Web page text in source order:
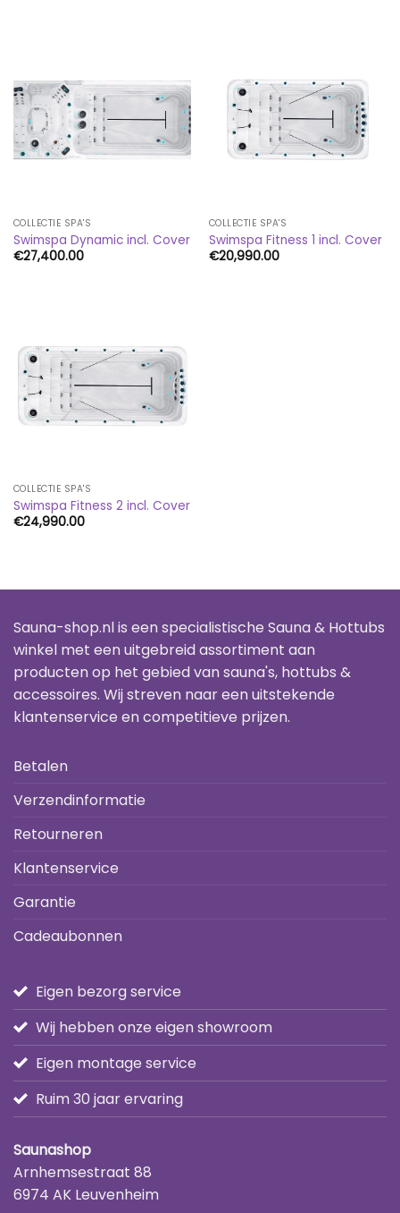
COLLECTIE SPA'S
Swimspa Dynamic incl. Cover
€27,400.00
COLLECTIE SPA'S
Swimspa Fitness 1 incl. Cover
€20,990.00
COLLECTIE SPA'S
Swimspa Fitness 2 incl. Cover
€24,990.00
Sauna-shop.nl is een specialistische Sauna & Hottubs
winkel met een uitgebreid assortiment aan
producten op het gebied van sauna's, hottubs &
accessoires. Wij streven naar een uitstekende
klantenservice en competitieve prijzen.
Betalen
Verzendinformatie
Retourneren
Klantenservice
Garantie
Cadeaubonnen
Eigen bezorg service
Wij hebben onze eigen showroom
Eigen montage service
Ruim 30 jaar ervaring
Saunashop
Arnhemsestraat 88
6974 AK Leuvenheim